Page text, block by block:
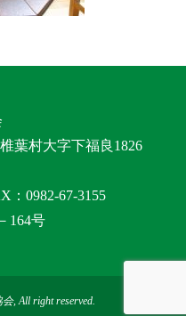
葉村大字下福良1826
：0982-67-3155
164号
, All right reserved.